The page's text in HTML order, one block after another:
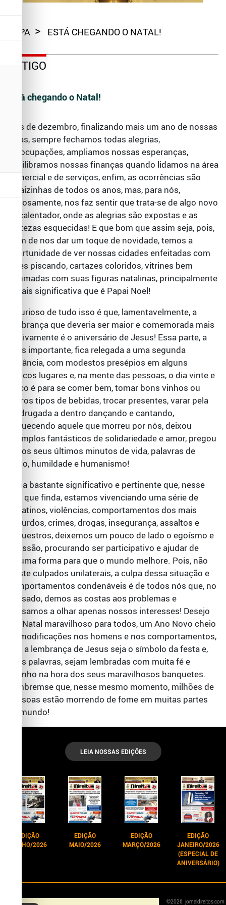
CAPA ESTÁ CHEGANDO O NATAL!
ARTIGO
Está chegando o Natal!
Mês de dezembro, finalizando mais um ano de nossas
vidas, sempre fechamos todas alegrias,
preocupações, ampliamos nossas esperanças,
equilibramos nossas finanças quando lidamos na área
comercial e de serviços, enfim, as ocorrências são
iguaizinhas de todos os anos, mas, para nós,
curiosamente, nos faz sentir que trata-se de algo novo
e acalentador, onde as alegrias são expostas e as
tristezas esquecidas! E que bom que assim seja, pois,
além de nos dar um toque de novidade, temos a
oportunidade de ver nossas cidades enfeitadas com
luzes piscando, cartazes coloridos, vitrines bem
arrumadas com suas figuras natalinas, principalmente
a mais significativa que é Papai Noel!
O curioso de tudo isso é que, lamentavelmente, a
lembrança que deveria ser maior e comemorada mais
festivamente é o aniversário de Jesus! Essa parte, a
mais importante, fica relegada a uma segunda
instância, com modestos presépios em alguns
poucos lugares e, na mente das pessoas, o dia vinte e
cinco é para se comer bem, tomar bons vinhos ou
outros tipos de bebidas, trocar presentes, varar pela
madrugada a dentro dançando e cantando,
esquecendo aquele que morreu por nós, deixou
exemplos fantásticos de solidariedade e amor, pregou
até os seus últimos minutos de vida, palavras de
afeto, humildade e humanismo!
Seria bastante significativo e pertinente que, nesse
ano que finda, estamos vivenciando uma série de
desatinos, violências, comportamentos dos mais
absurdos, crimes, drogas, insegurança, assaltos e
sequestros, deixemos um pouco de lado o egoísmo e
omissão, procurando ser participativo e ajudar de
alguma forma para que o mundo melhore. Pois, não
existe culpados unilaterais, a culpa dessa situação e
comportamentos condenáveis é de todos nós que, no
passado, demos as costas aos problemas e
passamos a olhar apenas nossos interesses! Desejo
um Natal maravilhoso para todos, um Ano Novo cheio
de modificações nos homens e nos comportamentos,
que a lembrança de Jesus seja o símbolo da festa e,
suas palavras, sejam lembradas com muita fé e
carinho na hora dos seus maravilhosos banquetes.
Lembremse que, nesse mesmo momento, milhões de
pessoas estão morrendo de fome em muitas partes
do mundo!
LEIA NOSSAS EDIÇÕES
EDIÇÃO
JUNHO/2026
EDIÇÃO
MAIO/2026
EDIÇÃO
MARÇO/2026
EDIÇÃO
JANEIRO/2026
(ESPECIAL DE
ANIVERSÁRIO)
©2026 jornaldireitos.com